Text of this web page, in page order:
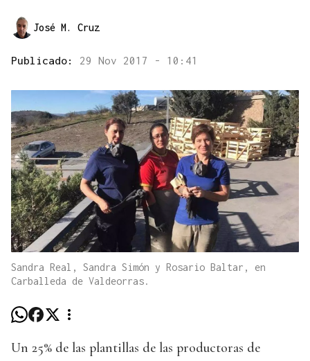
José M. Cruz
Publicado: 29 Nov 2017 - 10:41
Sandra Real, Sandra Simón y Rosario Baltar, en
Carballeda de Valdeorras.
Un 25% de las plantillas de las productoras de